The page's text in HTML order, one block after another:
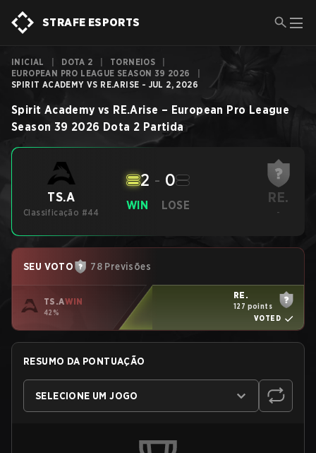
STRAFE ESPORTS
INICIAL DOTA 2 TORNEIOS
EUROPEAN PRO LEAGUE SEASON 39 2026
SPIRIT ACADEMY VS RE.ARISE - JUL 2, 2026
Spirit Academy vs RE.Arise – European Pro League
Season 39 2026 Dota 2 Partida
TS.A
Classificação #44
WIN
2 - 0
LOSE RE.
-
SEU VOTO 78 Previsões
TS.AWIN
42%
RE.
127 points
VOTED
RESUMO DA PONTUAÇÃO
SELECIONE UM JOGO